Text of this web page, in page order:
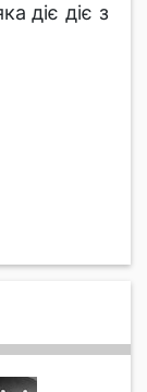
діє діє з